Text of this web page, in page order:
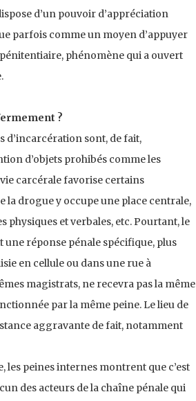
d’un pouvoir d’appréciation
parfois comme un moyen d’appuyer
phénomène qui a ouvert
?
d’incarcération sont, de fait,
d’objets prohibés comme les
carcérale favorise certains
la drogue y occupe une place centrale,
et verbales, etc. Pourtant, le
réponse pénale spécifique, plus
en cellule ou dans une rue à
magistrats, ne recevra pas la même
par la même peine. Le lieu de
aggravante de fait, notamment
les peines internes montrent que c’est
des acteurs de la chaîne pénale qui